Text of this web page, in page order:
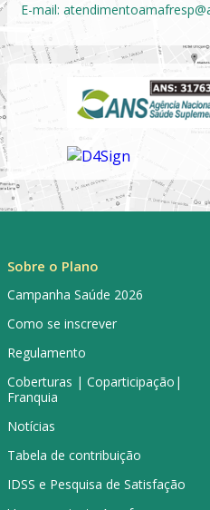
E-mail:
Sobre o Plano
Campanha Saúde 2026
Como se inscrever
Regulamento
Coberturas | Coparticipação|
Franquia
Notícias
Tabela de contribuição
IDSS e Pesquisa de Satisfação